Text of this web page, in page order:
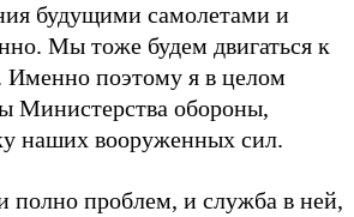
будущими самолетами и
Мы тоже будем двигаться к
Именно поэтому я в целом
Министерства обороны,
наших вооруженных сил.
полно проблем, и служба в ней,